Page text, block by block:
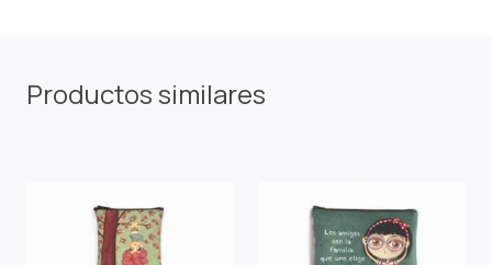
Productos similares